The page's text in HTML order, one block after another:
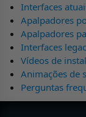
Interfaces
Apalpadores
Apalpadores
Interfaces
Vídeos de
Animações de
Perguntas